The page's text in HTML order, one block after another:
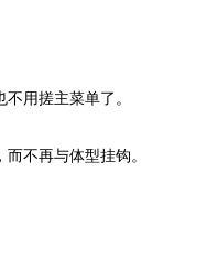
用搓主菜单了。
不再与体型挂钩。